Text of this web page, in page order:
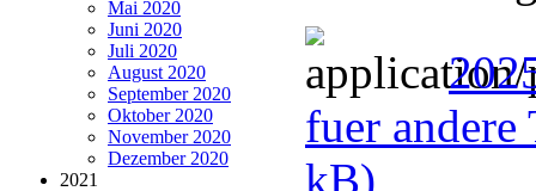
Mai 2020
Juni 2020
Juli 2020
August 2020
September 2020
Oktober 2020
November 2020
Dezember 2020
2021
fuer
kB)